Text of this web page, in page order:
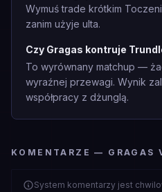
Wymuś trade krótkim
zanim użyje ulta.
Czy Gragas kontruje
To wyrównany matchup —
wyraźnej przewagi. Wynik
współpracy z dżunglą.
KOMENTARZE — GRAGAS
System komentarzy jest